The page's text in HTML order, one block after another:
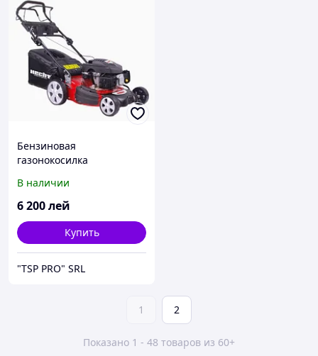
Бензиновая
газонокосилка
5 в 1
В наличии
6 200лей
Купить
"TSP PRO" SRL
1 2
Показано 1 - 48 товаров из 60+